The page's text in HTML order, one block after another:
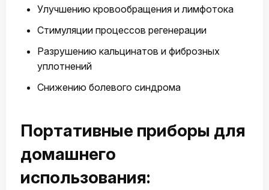
Улучшению кровообращения и лимфотока
Стимуляции процессов регенерации
Разрушению кальцинатов и фиброзных
уплотнений
Снижению болевого синдрома
Портативные приборы для
домашнего
использования: